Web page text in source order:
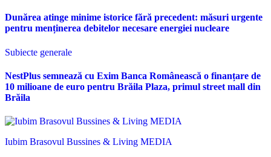
Dunărea atinge minime istorice fără precedent: măsuri urgente
pentru menținerea debitelor necesare energiei nucleare
Subiecte generale
NestPlus semnează cu Exim Banca Românească o finanțare de
10 milioane de euro pentru Brăila Plaza, primul street mall din
Brăila
Iubim Brasovul Bussines & Living MEDIA